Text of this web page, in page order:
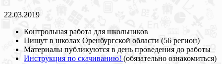
22.03.2019
Контрольная работа для школьников
Пишут в школах Оренбургской области (56 регион)
Материалы публикуются в день проведения до работы
Инструкция по скачиванию! (обязательно ознакомиться)